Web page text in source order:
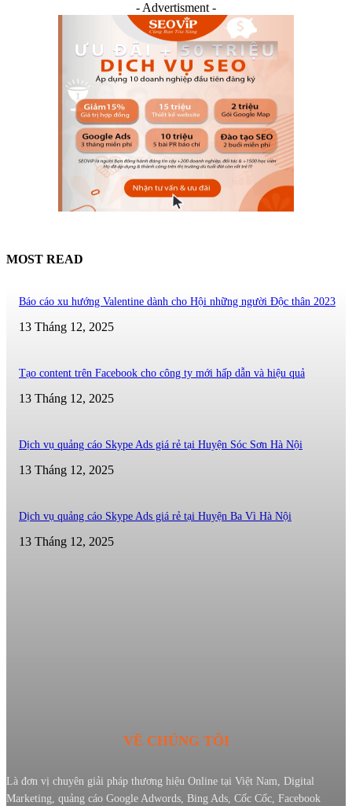
- Advertisment -
MOST READ
Báo cáo xu hướng Valentine dành cho Hội những người Độc thân 2023
13 Tháng 12, 2025
Tạo content trên Facebook cho công ty mới hấp dẫn và hiệu quả
13 Tháng 12, 2025
Dịch vụ quảng cáo Skype Ads giá rẻ tại Huyện Sóc Sơn Hà Nội
13 Tháng 12, 2025
Dịch vụ quảng cáo Skype Ads giá rẻ tại Huyện Ba Vì Hà Nội
13 Tháng 12, 2025
VỀ CHÚNG TÔI
Là đơn vị chuyên giải pháp thương hiệu Online tại Việt Nam, Digital
Marketing, quảng cáo Google Adwords, Bing Ads, Cốc Cốc, Facebook